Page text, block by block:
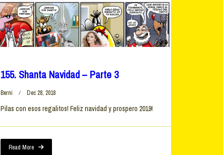
155. Shanta Navidad – Parte 3
Berni Dec 28, 2018
Pilas con esos regalitos! Feliz navidad y prospero 2019!
Read More